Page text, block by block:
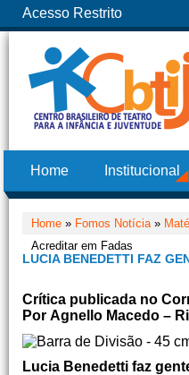
Acesso Restrito
Home Institucional
Home » Fomos Notícia»
Acreditar em Fadas
LUCIA BENEDETTI FAZ
Crítica publicada no
Por Agnello Macedo –
Lucia Benedetti faz